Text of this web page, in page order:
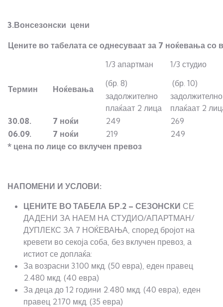
3.Вонсезонски цени
Цените во табелата се однесуваат за 7 ноќевања со
Термин Ноќевања
1/3 апартман
1/3 студио
(бр. 8)
(бр. 10)
задолжително
плаќаат 2 лица
задолжително
плаќаат 2
30.08.
7 ноќи 249
269
06.09.
7 ноќи 219
249
* цена по лице со вклучен превоз
НАПОМЕНИ И УСЛОВИ:
ЦЕНИТЕ ВО ТАБЕЛА БР.2 – СЕЗОНСКИ СЕ
ДАДЕНИ ЗА НАЕМ НА СТУДИО/АПАРТМАН/
ДУПЛЕКС ЗА 7 НОЌЕВАЊА, според бројот на
кревети во секоја соба, без вклучен превоз, а
истиот се доплаќа:
За возрасни 3.100 мкд. (50 евра), еден правец
2.480 мкд. (40 евра)
За деца до 12 години 2.480 мкд. (40 евра), еден
правец 2.170 мкд. (35 евра)